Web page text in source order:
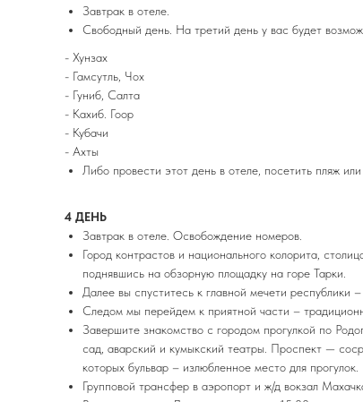
Завтрак в отеле.
Свободный день. На третий день у вас будет
- Хунзах
- Гамсутль, Чох
- Гуниб, Салта
- Кахиб. Гоор
- Кубачи
- Ахты
Либо провести этот день в отеле, посетить пляж
4 ДЕНЬ
Завтрак в отеле. Освобождение номеров.
Город контрастов и национального колорита,
поднявшись на обзорную площадку на горе Тарки.
Далее вы спуститесь к главной мечети
Следом мы перейдем к приятной части –
Завершите знакомство с городом прогулкой по
сад, аварский и кумыкский театры. Проспект —
которых бульвар – излюбленное место для прогулок.
Групповой трансфер в аэропорт и ж/д вокзал